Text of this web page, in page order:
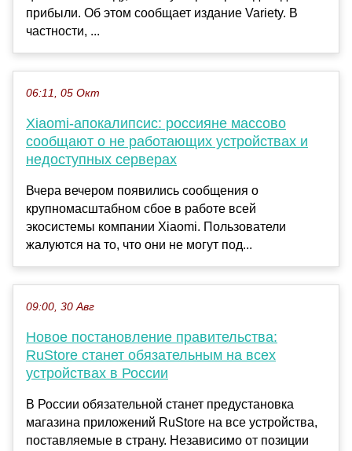
прибыли. Об этом сообщает издание Variety. В
частности, ...
06:11, 05 Окт
Xiaomi-апокалипсис: россияне массово
сообщают о не работающих устройствах и
недоступных серверах
Вчера вечером появились сообщения о
крупномасштабном сбое в работе всей
экосистемы компании Xiaomi. Пользователи
жалуются на то, что они не могут под...
09:00, 30 Авг
Новое постановление правительства:
RuStore станет обязательным на всех
устройствах в России
В России обязательной станет предустановка
магазина приложений RuStore на все устройства,
поставляемые в страну. Независимо от позиции